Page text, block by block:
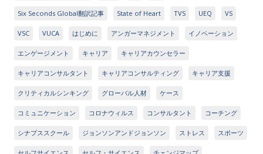
Six Seconds Global翻訳記事 State of Heart TVS UEQ VS
VSC VUCA はじめに アンガーマネジメント イノベーション
エンゲージメント キャリア キャリアカウンセラー
キャリアコンサルタント キャリアコンサルティング キャリア支援
クリティカルシンキング グローバル人材 ケース
コミュニケーション コロナウィルス コンサルタント コーチング
シナプススクール ジョンソンアンドジョンソン ストレス スポーツ